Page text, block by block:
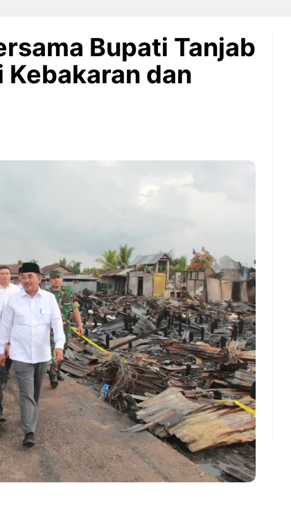
Bupati Tanjab
Kebakaran dan